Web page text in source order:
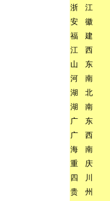
浙
江
安
徽
福
建
江
西
山
东
河
南
湖
北
湖
南
广
东
广
西
海
南
重
庆
四
川
贵
州